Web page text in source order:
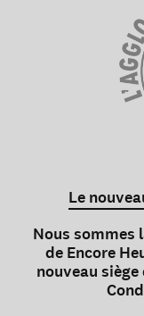
Le
Nous sommes
de Encore
nouveau siège